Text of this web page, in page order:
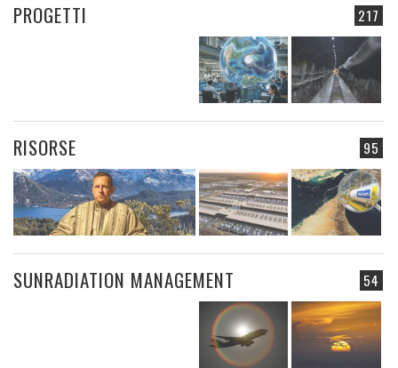
217
PROGETTI
95
RISORSE
54
SUNRADIATION MANAGEMENT